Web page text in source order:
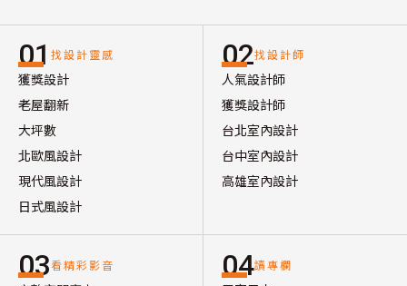
01 找設計靈感
獲獎設計
老屋翻新
大坪數
北歐風設計
現代風設計
日式風設計
02找設計師
人氣設計師
獲獎設計師
台北室內設計
台中室內設計
高雄室內設計
03看精彩影音 04讀專欄